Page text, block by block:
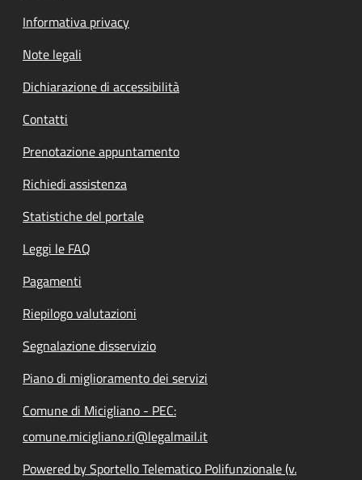
Informativa privacy
Note legali
Dichiarazione di accessibilità
Contatti
Prenotazione appuntamento
Richiedi assistenza
Statistiche del portale
Leggi le FAQ
Pagamenti
Riepilogo valutazioni
Segnalazione disservizio
Piano di miglioramento dei servizi
Comune di Micigliano - PEC:
comune.micigliano.ri@legalmail.it
Powered by Sportello Telematico Polifunzionale (v.